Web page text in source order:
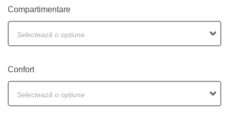
Compartimentare
Selectează o opțiune
Confort
Selectează o opțiune